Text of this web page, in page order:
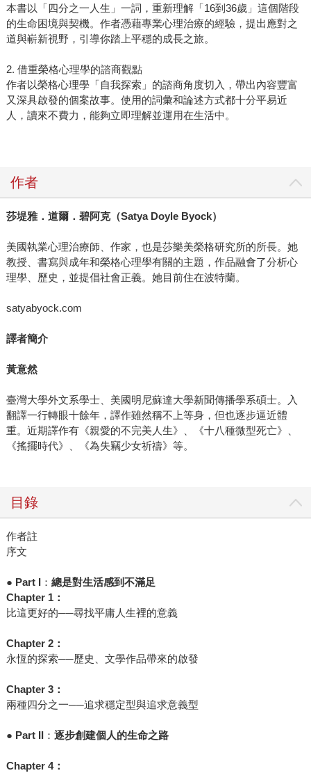
本書以「四分之一人生」一詞，重新理解「16到36歲」這個階段
的生命困境與契機。作者憑藉專業心理治療的經驗，提出應對之
道與嶄新視野，引導你踏上平穩的成長之旅。
2. 借重榮格心理學的諮商觀點
作者以榮格心理學「自我探索」的諮商角度切入，帶出內容豐富
又深具啟發的個案故事。使用的詞彙和論述方式都十分平易近
人，讀來不費力，能夠立即理解並運用在生活中。
作者
莎堤雅．道爾．碧阿克（Satya Doyle Byock）
美國執業心理治療師、作家，也是莎樂美榮格研究所的所長。她
教授、書寫與成年和榮格心理學有關的主題，作品融會了分析心
理學、歷史，並提倡社會正義。她目前住在波特蘭。
satyabyock.com
譯者簡介
黃意然
臺灣大學外文系學士、美國明尼蘇達大學新聞傳播學系碩士。入
翻譯一行轉眼十餘年，譯作雖然稱不上等身，但也逐步逼近體
重。近期譯作有《親愛的不完美人生》、《十八種微型死亡》、
《搖擺時代》、《為失竊少女祈禱》等。
目錄
作者註
序文
● Part I： 總是對生活感到不滿足
Chapter 1：
比這更好的──尋找平庸人生裡的意義
Chapter 2：
永恆的探索──歷史、文學作品帶來的啟發
Chapter 3：
兩種四分之一──追求穩定型與追求意義型
● Part II： 逐步創建個人的生命之路
Chapter 4：